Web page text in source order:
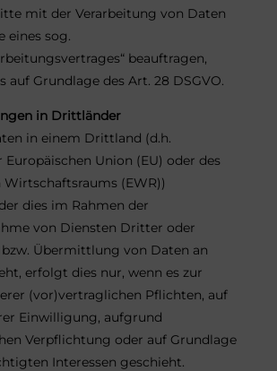
mit der Verarbeitung von Daten
eines sog.
beauftragen,
auf Grundlage des Art. 28 DSGVO.
in Drittländer
in einem Drittland (d.h.
Europäischen Union (EU) oder des
Wirtschaftsraums (EWR))
dies im Rahmen der
von Diensten Dritter oder
Übermittlung von Daten an
erfolgt dies nur, wenn es zur
(vor)vertraglichen Pflichten, auf
Einwilligung, aufgrund
Verpflichtung oder auf Grundlage
Interessen geschieht.